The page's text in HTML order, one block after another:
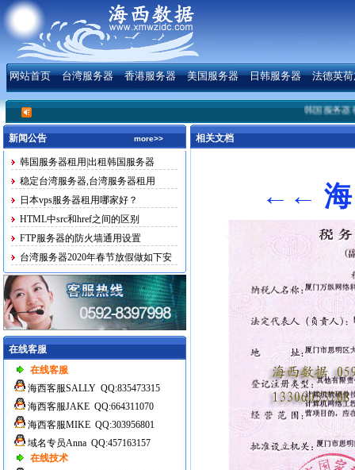
网站首页 台湾服务器 香港服务器 美国服务器 日韩服务器 法德英
韩国服务器租
新闻公告 more>>
韩国服务器租用|出租韩国服务器
稳定台湾服务器,台湾服务器租用
日本vps服务器租用哪家好？
HTML中src和href之间的区别
FTP服务器的防火墙通用设置
台湾服务器2020年春节放假做如下安
排
在线客服
在线客服
海西客服SALLY QQ:835473315
海西客服JAKE QQ:664311070
海西客服MIKE QQ:303956801
域名专员Anna QQ:457163157
在线技术
相关文档
←← 海